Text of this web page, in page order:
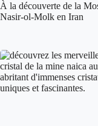
À la découverte de la
Nasir-ol-Molk en Iran